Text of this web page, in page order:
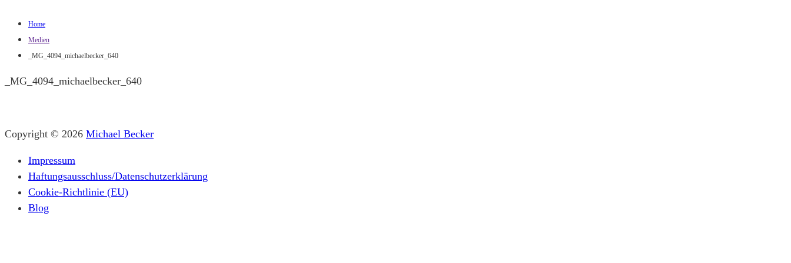
Home
Medien
_MG_4094_michaelbecker_640
_MG_4094_michaelbecker_640
Copyright © 2026 Michael Becker
Impressum
Haftungsausschluss/Datenschutzerklärung
Cookie-Richtlinie (EU)
Blog